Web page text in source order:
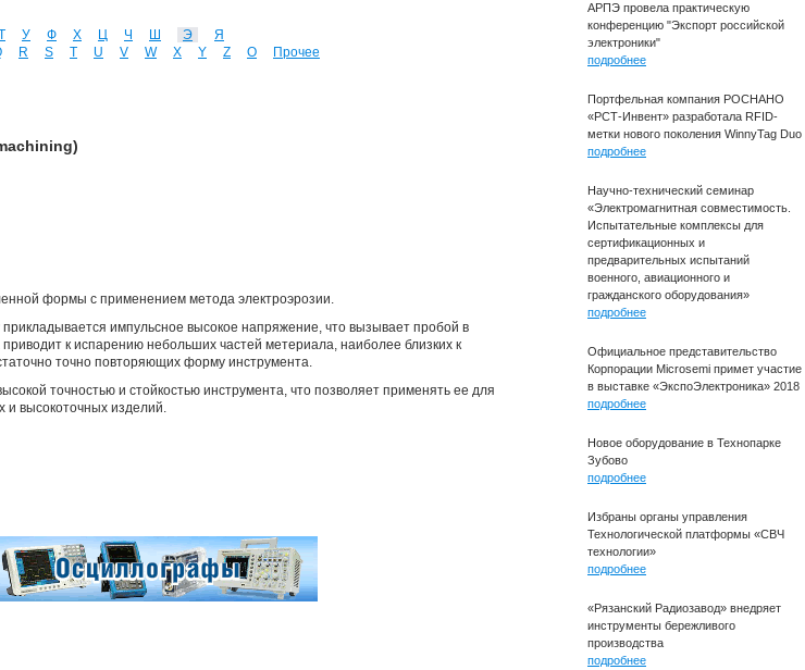
У Ф Х Ц Ч Ш Э
Я
R S T U V W X Y Z О Прочее
формы с применением метода электроэрозии.
прикладывается импульсное высокое напряжение, что вызывает пробой в
к испарению небольших частей метериала, наиболее близких к
точно повторяющих форму инструмента.
точностью и стойкостью инструмента, что позволяет применять ее для
и высокоточных изделий.
АРПЭ провела практическую
конференцию "Экспорт российской
электроники"
подробнее
Портфельная компания РОСНАНО
«РСТ-Инвент» разработала RFID-
метки нового поколения WinnyTag Duo
подробнее
Научно-технический семинар
«Электромагнитная совместимость.
Испытательные комплексы для
сертификационных и
предварительных испытаний
военного, авиационного и
гражданского оборудования»
подробнее
Официальное представительство
Корпорации Microsemi примет участие
в выставке «ЭкспоЭлектроника» 2018
подробнее
Новое оборудование в Технопарке
Зубово
подробнее
Избраны органы управления
Технологической платформы «СВЧ
технологии»
подробнее
«Рязанский Радиозавод» внедряет
инструменты бережливого
производства
подробнее